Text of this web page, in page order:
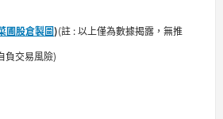
圃股倉製圖)(註 : 以上僅為數據揭露，無推
負交易風險)